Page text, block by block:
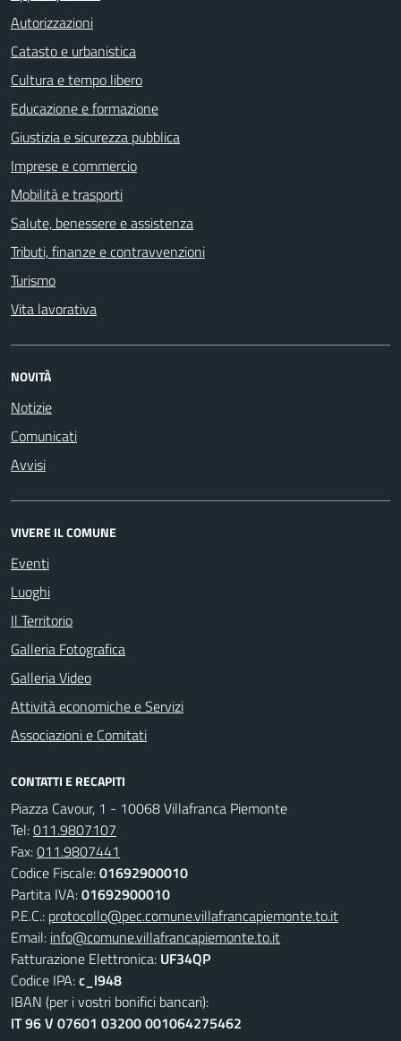
Autorizzazioni
Catasto e urbanistica
Cultura e tempo libero
Educazione e formazione
Giustizia e sicurezza pubblica
Imprese e commercio
Mobilità e trasporti
Salute, benessere e assistenza
Tributi, finanze e contravvenzioni
Turismo
Vita lavorativa
NOVITÀ
Notizie
Comunicati
Avvisi
VIVERE IL COMUNE
Eventi
Luoghi
Il Territorio
Galleria Fotografica
Galleria Video
Attività economiche e Servizi
Associazioni e Comitati
CONTATTI E RECAPITI
Piazza Cavour, 1 - 10068 Villafranca Piemonte
Tel:011.9807107
Fax:011.9807441
Codice Fiscale:01692900010
Partita IVA:01692900010
P.E.C.: protocollo@pec.comune.villafrancapiemonte.to.it
Email: info@comune.villafrancapiemonte.to.it
Fatturazione Elettronica: UF34QP
Codice IPA:c_l948
IBAN (per i vostri bonifici bancari):
IT 96 V 07601 03200 001064275462